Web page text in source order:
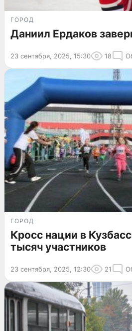
ГОРОД
Даниил Ердаков
23 сентября, 2025, 15:30 18
ГОРОД
Кросс нации в
тысяч участников
23 сентября, 2025, 12:30 21